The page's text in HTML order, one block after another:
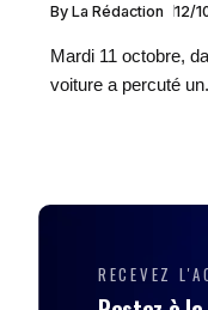
By La Rédaction 12/
Mardi 11 octobre,
voiture a percuté
RECEVEZ